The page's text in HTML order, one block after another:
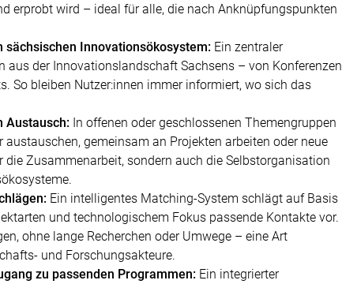
erprobt wird – ideal für alle, die nach Anknüpfungspunkten
Innovationsökosystem: Ein zentraler
aus der Innovationslandschaft Sachsens – von Konferenzen
So bleiben Nutzer:innen immer informiert, wo sich das
Austausch: In offenen oder geschlossenen Themengruppen
austauschen, gemeinsam an Projekten arbeiten oder neue
die Zusammenarbeit, sondern auch die Selbstorganisation
Ein intelligentes Matching-System schlägt auf Basis
und technologischem Fokus passende Kontakte vor.
ohne lange Recherchen oder Umwege – eine Art
und Forschungsakteure.
zu passenden Programmen: Ein integrierter